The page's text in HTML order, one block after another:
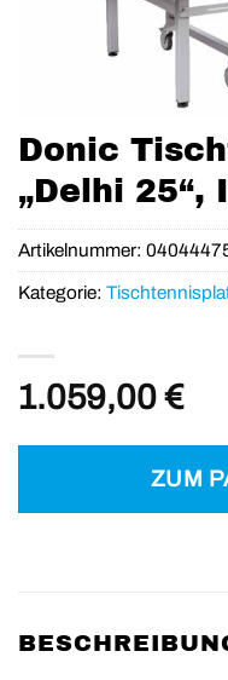
Donic
„Delhi 25“,
1.059,00€
ZUM
Artikelnummer:
Kategorie: